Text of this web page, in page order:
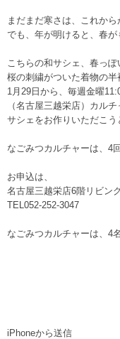
まだまだ寒さは、これから
でも、年が明けると、春が
こちらの和サシェ、春っぽ
桜の刺繍がついた着物の半
1月29日から、毎週金曜
（名古屋三越栄店）カル
サシェをお作りいただこう
なごみつカルチャーは、4
お申込は、
名古屋三越栄店6階リビン
TEL052-252-3047
なごみつカルチャーは、4
iPhoneから送信